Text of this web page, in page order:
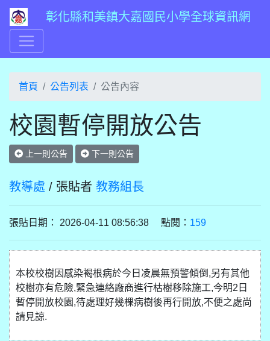
彰化縣和美鎮大嘉國民小學全球資訊網
首頁 公告列表 公告內容
校園暫停開放公告
上一則公告 下一則公告
教導處 / 張貼者 教務組長
張貼日期： 2026-04-11 08:56:38 點閱： 159
本校校樹因感染褐根病於今日凌晨無預警傾倒,另有其他
校樹亦有危險,緊急連絡廠商進行枯樹移除施工,今明2日
暫停開放校園,待處理好幾棵病樹後再行開放,不便之處尚
請見諒.